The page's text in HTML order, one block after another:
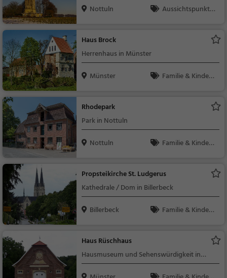
Nottuln
Aussichtspunkt, F
Haus Brock
Herrenhaus in Münster
Münster
Familie & Kinder,
Rhodepark
Park in Nottuln
Nottuln
Familie & Kinder,
Propsteikirche St. Ludgerus
Kathedrale / Dom in Billerbeck
Billerbeck
Familie & Kinder,
Haus Rüschhaus
Hausmuseum und Sehenswürdigkeit in
Münster